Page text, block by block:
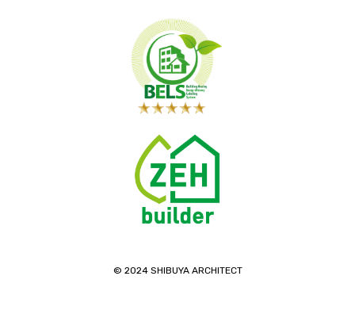
©️ 2024 SHIBUYA ARCHITECT